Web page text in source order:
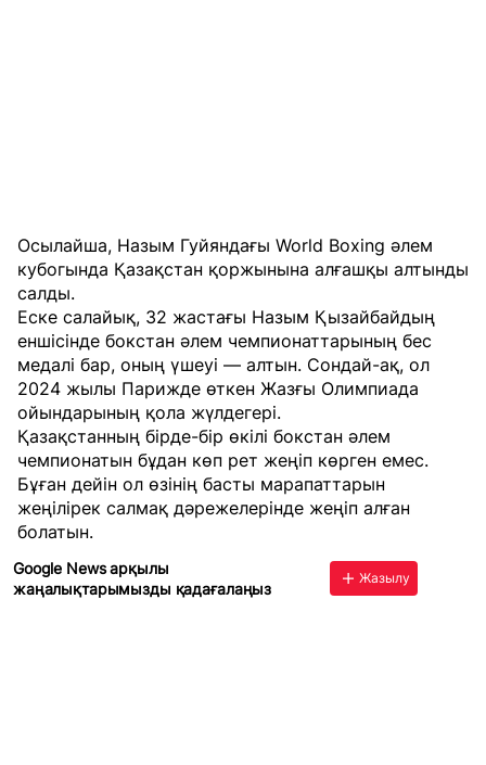
Осылайша, Назым Гуйяндағы World Boxing әлем
кубогында Қазақстан қоржынына алғашқы алтынды
салды.
Еске салайық, 32 жастағы Назым Қызайбайдың
еншісінде бокстан әлем чемпионаттарының бес
медалі бар, оның үшеуі — алтын. Сондай-ақ, ол
2024 жылы Парижде өткен Жазғы Олимпиада
ойындарының қола жүлдегері.
Қазақстанның бірде-бір өкілі бокстан әлем
чемпионатын бұдан көп рет жеңіп көрген емес.
Бұған дейін ол өзінің басты марапаттарын
жеңілірек салмақ дәрежелерінде жеңіп алған
болатын.
Google News арқылы
жаңалықтарымызды қадағалаңыз
Жазылу